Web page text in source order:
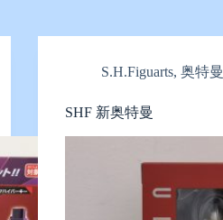
S.H.Figuarts,奥特曼
SHF 新奥特曼